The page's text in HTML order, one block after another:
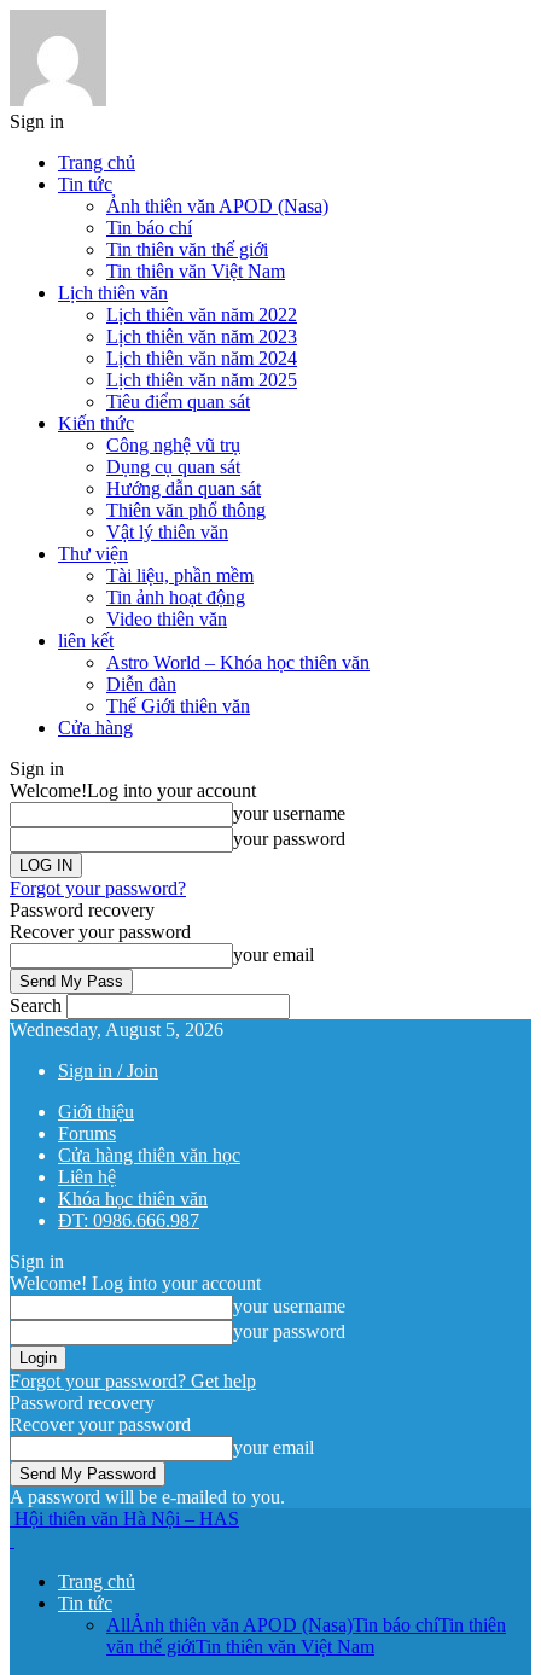
Sign in
Trang chủ
Tin tức
Ảnh thiên văn APOD (Nasa)
Tin báo chí
Tin thiên văn thế giới
Tin thiên văn Việt Nam
Lịch thiên văn
Lịch thiên văn năm 2022
Lịch thiên văn năm 2023
Lịch thiên văn năm 2024
Lịch thiên văn năm 2025
Tiêu điểm quan sát
Kiến thức
Công nghệ vũ trụ
Dụng cụ quan sát
Hướng dẫn quan sát
Thiên văn phổ thông
Vật lý thiên văn
Thư viện
Tài liệu, phần mềm
Tin ảnh hoạt động
Video thiên văn
liên kết
Astro World – Khóa học thiên văn
Diễn đàn
Thế Giới thiên văn
Cửa hàng
Sign in
Welcome!Log into your account
your username
your password
Forgot your password?
Password recovery
Recover your password
your email
Search
Wednesday, August 5, 2026
Sign in / Join
Giới thiệu
Forums
Cửa hàng thiên văn học
Liên hệ
Khóa học thiên văn
ĐT: 0986.666.987
Sign in
Welcome! Log into your account
your username
your password
Forgot your password? Get help
Password recovery
Recover your password
your email
A password will be e-mailed to you.
Hội thiên văn Hà Nội – HAS
Trang chủ
Tin tức
AllẢnh thiên văn APOD (Nasa)Tin báo chíTin thiên
văn thế giớiTin thiên văn Việt Nam